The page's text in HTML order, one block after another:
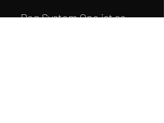
Reg System One ist so